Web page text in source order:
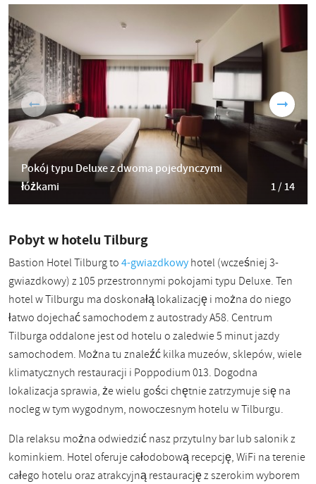
Pokój typu Deluxe z dwoma pojedynczymi
łóżkami
1 / 14
Pobyt w hotelu Tilburg
Bastion Hotel Tilburg to4-gwiazdkowyhotel (wcześniej 3-
gwiazdkowy) z 105 przestronnymi pokojami typu Deluxe. Ten
hotel w Tilburgu ma doskonałą lokalizację i można do niego
łatwo dojechać samochodem z autostrady A58. Centrum
Tilburga oddalone jest od hotelu o zaledwie 5 minut jazdy
samochodem. Można tu znaleźć kilka muzeów, sklepów, wiele
klimatycznych restauracji i Poppodium 013. Dogodna
lokalizacja sprawia, że wielu gości chętnie zatrzymuje się na
nocleg w tym wygodnym, nowoczesnym hotelu w Tilburgu.
Dla relaksu można odwiedzić nasz przytulny bar lub salonik z
kominkiem. Hotel oferuje całodobową recepcję, WiFi na terenie
całego hotelu oraz atrakcyjną restaurację z szerokim wyborem